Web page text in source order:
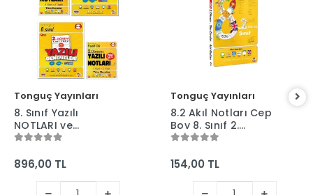
Tonguç Yayınları
8. Sınıf Yazılı
NOTLARI ve
DENEMELERİ - 1 ve 2.
Yayınları
896,00 TL
Tonguç Yayınları
8.2 Akıl Notları Cep
Boy 8. Sınıf 2.
Dönem Ders Notları
154,00 TL